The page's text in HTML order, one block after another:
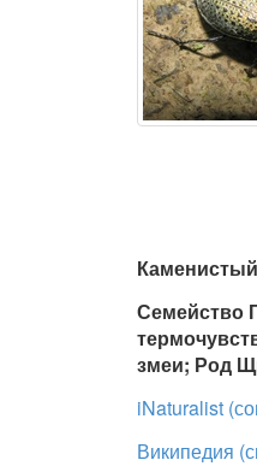
Семейство
змеи; Род
iNaturalist
Википедия